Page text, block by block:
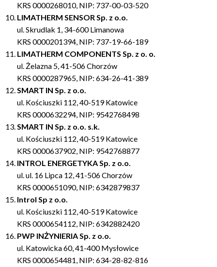
KRS 0000268010, NIP: 737-00-03-520
LIMATHERM SENSOR Sp. z o.o.
ul. Skrudlak 1, 34-600 Limanowa
KRS 0000201394, NIP: 737-19-66-189
LIMATHERM COMPONENTS Sp. z o. o.
ul. Żelazna 5, 41-506 Chorzów
KRS 0000287965, NIP: 634-26-41-389
SMART IN Sp. z o.o.
ul. Kościuszki 112, 40-519 Katowice
KRS 0000632294, NIP: 9542768498
SMART IN Sp. z o.o. s.k.
ul. Kościuszki 112, 40-519 Katowice
KRS 0000637902, NIP: 9542768877
INTROL ENERGETYKASp. z o.o.
ul. ul. 16 Lipca 12, 41-506 Chorzów
KRS 0000651090, NIP: 6342879837
Introl Sp z o.o.
ul. Kościuszki 112, 40-519 Katowice
KRS 0000654112, NIP: 6342882420
PWP INŻYNIERIASp. z o.o.
ul. Katowicka 60, 41-400 Mysłowice
KRS 0000654481, NIP: 634-28-82-816